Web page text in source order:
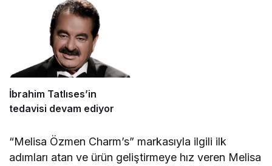
İbrahim Tatlıses’in
tedavisi devam ediyor
“Melisa Özmen Charm’s” markasıyla ilgili ilk
adımları atan ve ürün geliştirmeye hız veren Melisa